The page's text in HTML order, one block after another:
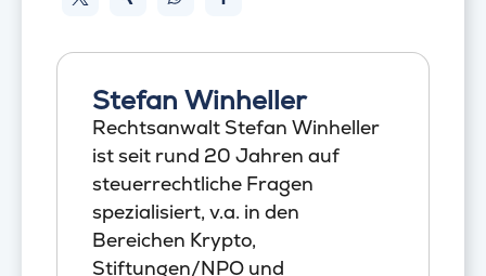
Stefan Winheller
Rechtsanwalt Stefan Winheller
ist seit rund 20 Jahren auf
steuerrechtliche Fragen
spezialisiert, v.a. in den
Bereichen Krypto,
Stiftungen/NPO und